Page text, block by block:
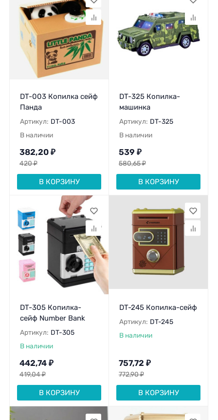
DT-003 Копилка сейф
Панда
Артикул: DT-003
В наличии
382,20 ₽
420₽
В КОРЗИНУ
DT-325 Копилка-
машинка
Артикул: DT-325
В наличии
539 ₽
580,65₽
В КОРЗИНУ
DT-305 Копилка-
сейф Number Bank
Артикул: DT-305
В наличии
442,74 ₽
419,04₽
В КОРЗИНУ
DT-245 Копилка-сейф
Артикул: DT-245
В наличии
757,72 ₽
772,90₽
В КОРЗИНУ